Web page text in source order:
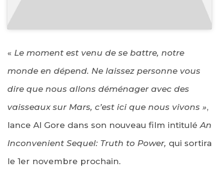
« Le moment est venu de se battre, notre
monde en dépend. Ne laissez personne vous
dire que nous allons déménager avec des
vaisseaux sur Mars, c’est ici que nous vivons »,
lance Al Gore dans son nouveau film intitulé An
Inconvenient Sequel: Truth to Power, qui sortira
le 1er novembre prochain.